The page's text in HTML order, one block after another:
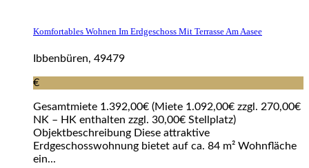
Komfortables Wohnen Im Erdgeschoss Mit Terrasse Am Aasee
Ibbenbüren, 49479
€
Gesamtmiete 1.392,00€ (Miete 1.092,00€ zzgl. 270,00€
NK – HK enthalten zzgl. 30,00€ Stellplatz)
Objektbeschreibung Diese attraktive
Erdgeschosswohnung bietet auf ca. 84 m² Wohnfläche
ein...